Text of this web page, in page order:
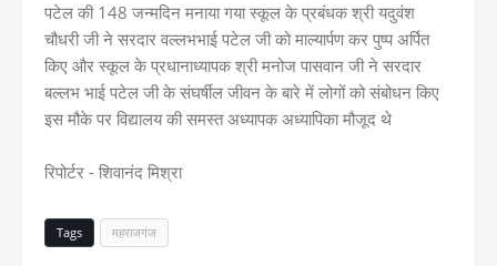
पटेल की 148 जन्मदिन मनाया गया स्कूल के प्रबंधक श्री यदुवंश
चौधरी जी ने सरदार वल्लभभाई पटेल जी को माल्यार्पण कर पुष्प अर्पित
किए और स्कूल के प्रधानाध्यापक श्री मनोज पासवान जी ने सरदार
बल्लभ भाई पटेल जी के संघर्षील जीवन के बारे में लोगों को संबोधन किए
इस मौके पर विद्यालय की समस्त अध्यापक अध्यापिका मौजूद थे
रिपोर्टर - शिवानंद मिश्रा
Tags महराजगंज